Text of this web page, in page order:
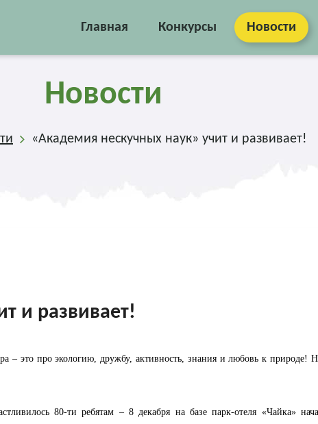
Главная Конкурсы Новости
Новости
«Академия нескучных наук» учит и развивает!
и развивает!
– это про экологию, дружбу, активность, знания и любовь к природе!
80-ти ребятам – 8 декабря на базе парк-отеля «Чайка»